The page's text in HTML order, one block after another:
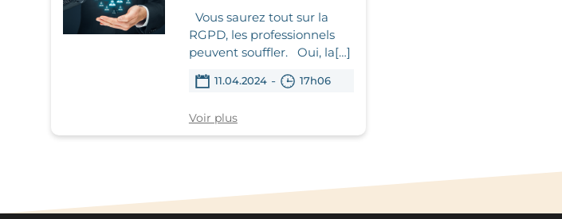
Vous saurez tout sur la
RGPD, les professionnels
peuvent souffler. Oui, la[…]
11.04.2024 - 17h06
Voir plus